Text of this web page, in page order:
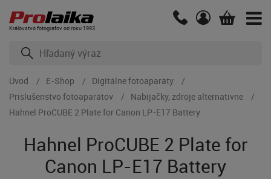
Kráľovstvo fotografov od roku 1993
Úvod E-Shop
Digitálne fotoaparáty
Príslušenstvo fotoaparátov
Nabíjačky, zdroje alternatívne
Hahnel ProCUBE 2 Plate for Canon LP-E17 Battery
Hahnel ProCUBE 2 Plate for
Canon LP-E17 Battery